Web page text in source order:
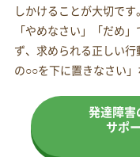
しかけることが大切です。
「やめなさい」「だめ
ず、求められる正しい
の○○を下に置きなさい
発達障害
サポ